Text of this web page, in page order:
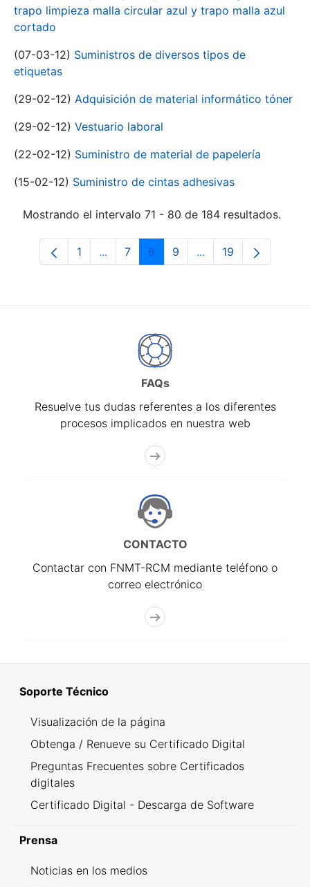
trapo limpieza malla circular azul y trapo malla azul
cortado
(07-03-12) Suministros de diversos tipos de
etiquetas
(29-02-12) Adquisición de material informático tóner
(29-02-12) Vestuario laboral
(22-02-12) Suministro de material de papelería
(15-02-12) Suministro de cintas adhesivas
Mostrando el intervalo 71 - 80 de 184 resultados.
Página
1 ...Páginas intermedias Use TAB para
Página
7 Página
8 Página
9 ...Páginas intermedias
Página
19
FAQs
Resuelve tus dudas referentes a los diferentes
procesos implicados en nuestra web
CONTACTO
Contactar con FNMT-RCM mediante teléfono o
correo electrónico
Soporte Técnico
Visualización de la página
Obtenga / Renueve su Certificado Digital
Preguntas Frecuentes sobre Certificados
digitales
Certificado Digital - Descarga de Software
Prensa
Noticias en los medios